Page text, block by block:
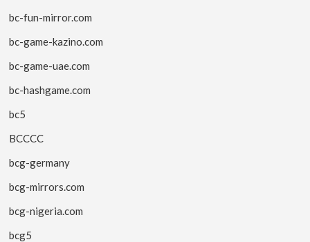
bc-fun-mirror.com
bc-game-kazino.com
bc-game-uae.com
bc-hashgame.com
bc5
BCCCC
bcg-germany
bcg-mirrors.com
bcg-nigeria.com
bcg5